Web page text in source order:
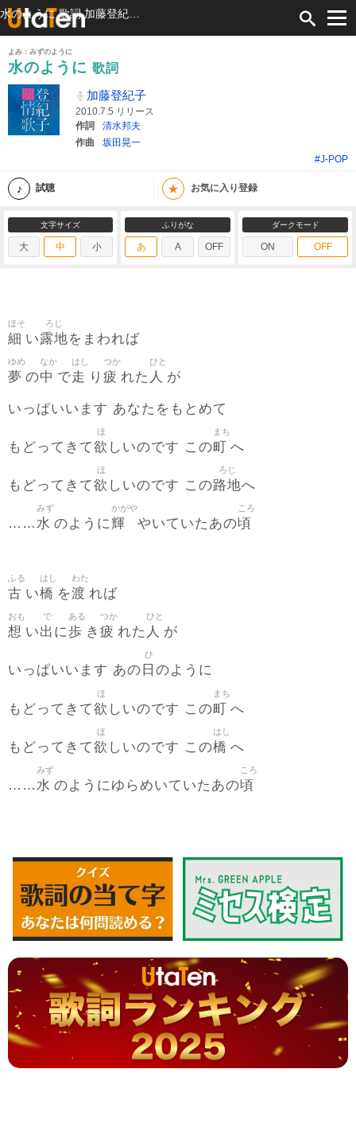
よみ：みずのように
水のように 歌詞
加藤登紀子
2010.7.5 リリース
作詞
清水邦夫
作曲
坂田晃一
#J-POP
試聴 ★ お気に入り登録
文字サイズ
大 中 小
ふりがな
あ A OFF
ダークモード
ON OFF
細
ほそ
い露地
ろじ
をまわれば
夢
ゆめ
の中
なか
で走
はし
り 疲
つか
れた 人
ひと
が
いっぱいいます あなたをもとめて
もどってきて欲
ほ
しいのです この町
まち
へ
もどってきて欲
ほ
しいのです この路地
ろじ
へ
……水
みず
のように輝
かがや
やいていたあの頃
ころ
古
ふる
い橋
はし
を渡
わた
れば
想
おも
い出
で
に歩
ある
き 疲
つか
れた 人
ひと
が
いっぱいいます あの 日
ひ
のように
もどってきて欲
ほ
しいのです この町
まち
へ
もどってきて欲
ほ
しいのです この橋
はし
へ
……水
みず
のようにゆらめいていたあの頃
ころ